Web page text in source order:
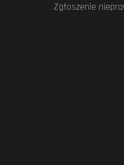
Zgłoszenie